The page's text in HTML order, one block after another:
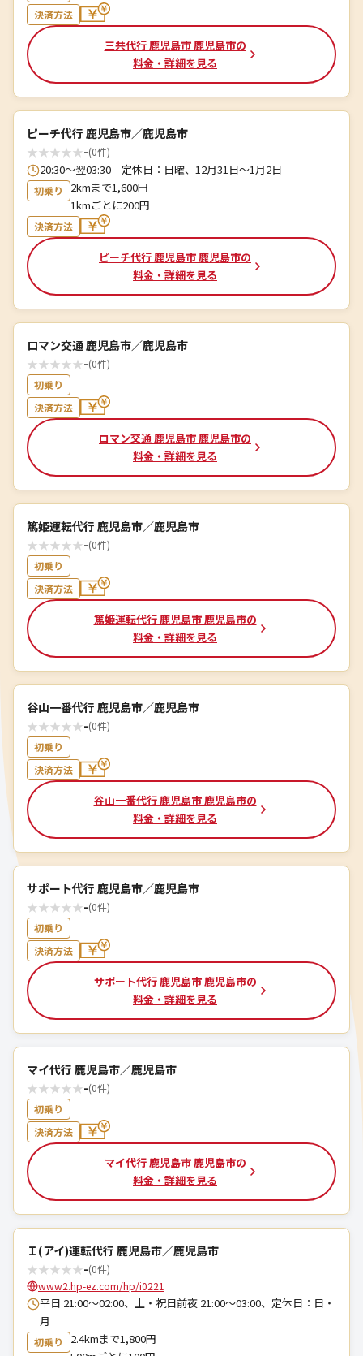
決済方法
三共代行 鹿児島市 鹿児島市の
料金・詳細を見る
ピーチ代行 鹿児島市／鹿児島市
★★★★★-(0件)
20:30～翌03:30 定休日：日曜、12月31日〜1月2日
初乗り
2kmまで1,600円
1kmごとに200円
決済方法
ピーチ代行 鹿児島市 鹿児島市の
料金・詳細を見る
ロマン交通 鹿児島市／鹿児島市
★★★★★-(0件)
初乗り
決済方法
ロマン交通 鹿児島市 鹿児島市の
料金・詳細を見る
篤姫運転代行 鹿児島市／鹿児島市
★★★★★-(0件)
初乗り
決済方法
篤姫運転代行 鹿児島市 鹿児島市の
料金・詳細を見る
谷山一番代行 鹿児島市／鹿児島市
★★★★★-(0件)
初乗り
決済方法
谷山一番代行 鹿児島市 鹿児島市の
料金・詳細を見る
サポート代行 鹿児島市／鹿児島市
★★★★★-(0件)
初乗り
決済方法
サポート代行 鹿児島市 鹿児島市の
料金・詳細を見る
マイ代行 鹿児島市／鹿児島市
★★★★★-(0件)
初乗り
決済方法
マイ代行 鹿児島市 鹿児島市の
料金・詳細を見る
Ｉ(アイ)運転代行 鹿児島市／鹿児島市
★★★★★-(0件)
www2.hp-ez.com/hp/i0221
平日 21:00～02:00、土・祝日前夜 21:00～03:00、定休日：日・
月
初乗り
2.4kmまで1,800円